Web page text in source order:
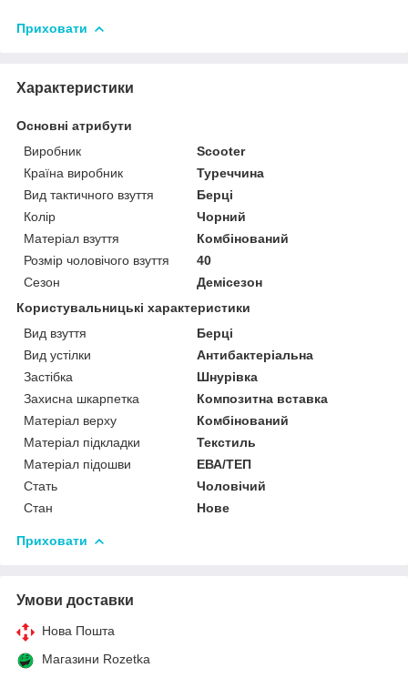
Приховати
Характеристики
Основні атрибути
Виробник
Scooter
Країна виробник
Туреччина
Вид тактичного взуття
Берці
Колір
Чорний
Матеріал взуття
Комбінований
Розмір чоловічого взуття
40
Сезон
Демісезон
Користувальницькі характеристики
Вид взуття
Берці
Вид устілки
Антибактеріальна
Застібка
Шнурівка
Захисна шкарпетка
Композитна вставка
Матеріал верху
Комбінований
Матеріал підкладки
Текстиль
Матеріал підошви
ЕВА/ТЕП
Стать
Чоловічий
Стан
Нове
Приховати
Умови доставки
Нова Пошта
Магазини Rozetka